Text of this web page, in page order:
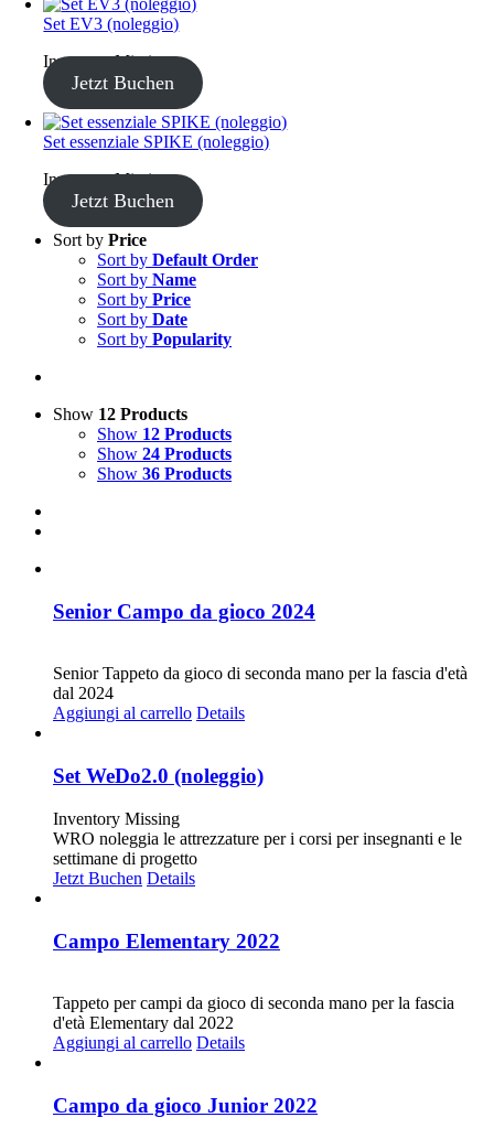
Set EV3 (noleggio)
Inventory Missing
Jetzt Buchen
Set essenziale SPIKE (noleggio)
Inventory Missing
Jetzt Buchen
Sort by Price
Sort by Default Order
Sort by Name
Sort by Price
Sort by Date
Sort by Popularity
Show 12 Products
Show 12 Products
Show 24 Products
Show 36 Products
Senior Campo da gioco 2024
Senior Tappeto da gioco di seconda mano per la fascia d'età
dal 2024
Aggiungi al carrello Details
Set WeDo2.0 (noleggio)
Inventory Missing
WRO noleggia le attrezzature per i corsi per insegnanti e le
settimane di progetto
Jetzt Buchen Details
Campo Elementary 2022
Tappeto per campi da gioco di seconda mano per la fascia
d'età Elementary dal 2022
Aggiungi al carrello Details
Campo da gioco Junior 2022